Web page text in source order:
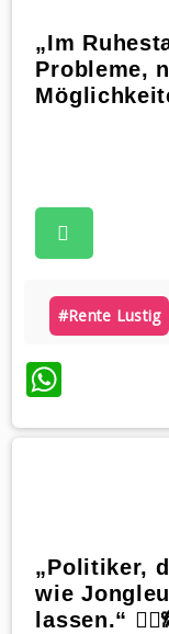
„Im
Probleme,
#rente Lustig
„Politiker,
wie
lassen.“